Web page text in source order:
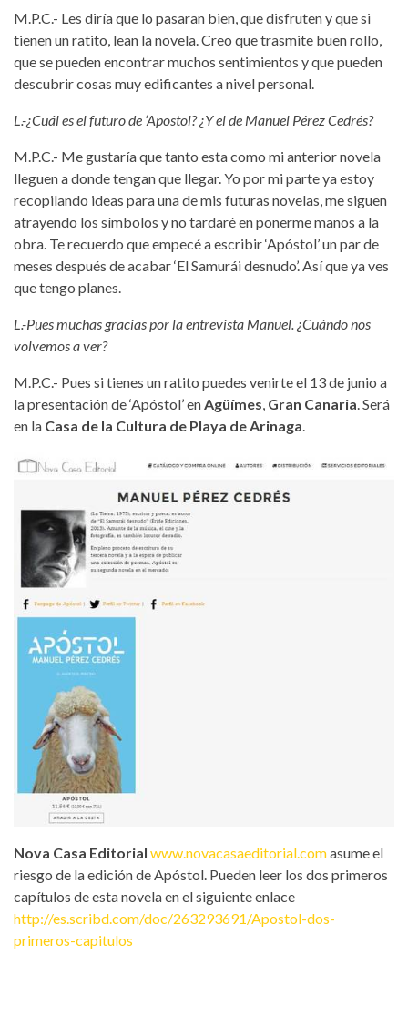
M.P.C.- Les diría que lo pasaran bien, que disfruten y que si
tienen un ratito, lean la novela. Creo que trasmite buen rollo,
que se pueden encontrar muchos sentimientos y que pueden
descubrir cosas muy edificantes a nivel personal.
L.-¿Cuál es el futuro de ‘Apostol? ¿Y el de Manuel Pérez Cedrés?
M.P.C.- Me gustaría que tanto esta como mi anterior novela
lleguen a donde tengan que llegar. Yo por mi parte ya estoy
recopilando ideas para una de mis futuras novelas, me siguen
atrayendo los símbolos y no tardaré en ponerme manos a la
obra. Te recuerdo que empecé a escribir ‘Apóstol’ un par de
meses después de acabar ‘El Samurái desnudo’. Así que ya ves
que tengo planes.
L.-Pues muchas gracias por la entrevista Manuel. ¿Cuándo nos
volvemos a ver?
M.P.C.- Pues si tienes un ratito puedes venirte el 13 de junio a
la presentación de ‘Apóstol’ enAgüímes, Gran Canaria. Será
en la Casa de la Cultura de Playa de Arinaga.
Nova Casa Editorial www.novacasaeditorial.comasume el
riesgo de la edición de Apóstol. Pueden leer los dos primeros
capítulos de esta novela en el siguiente enlace
http://es.scribd.com/doc/263293691/Apostol-dos-
primeros-capitulos